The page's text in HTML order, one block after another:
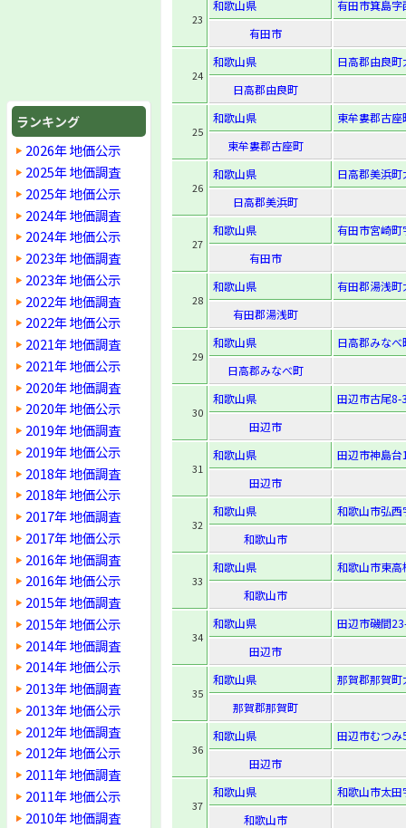
ランキング
2026年 地価公示
2025年 地価調査
2025年 地価公示
2024年 地価調査
2024年 地価公示
2023年 地価調査
2023年 地価公示
2022年 地価調査
2022年 地価公示
2021年 地価調査
2021年 地価公示
2020年 地価調査
2020年 地価公示
2019年 地価調査
2019年 地価公示
2018年 地価調査
2018年 地価公示
2017年 地価調査
2017年 地価公示
2016年 地価調査
2016年 地価公示
2015年 地価調査
2015年 地価公示
2014年 地価調査
2014年 地価公示
2013年 地価調査
2013年 地価公示
2012年 地価調査
2012年 地価公示
2011年 地価調査
2011年 地価公示
2010年 地価調査
23
和歌山県
有田市箕島
有田市
24
和歌山県
日高郡由良
日高郡由良町
25
和歌山県
東牟婁郡古
東牟婁郡古座町
26
和歌山県
日高郡美浜
日高郡美浜町
27
和歌山県
有田市宮崎
有田市
28
和歌山県
有田郡湯浅
有田郡湯浅町
29
和歌山県
日高郡みな
日高郡みなべ町
30
和歌山県
田辺市古尾8-
田辺市
31
和歌山県
田辺市神島台
田辺市
32
和歌山県
和歌山市弘
和歌山市
33
和歌山県
和歌山市東
和歌山市
34
和歌山県
田辺市磯間
田辺市
35
和歌山県
那賀郡那賀
那賀郡那賀町
36
和歌山県
田辺市むつみ
田辺市
37
和歌山県
和歌山市太
和歌山市